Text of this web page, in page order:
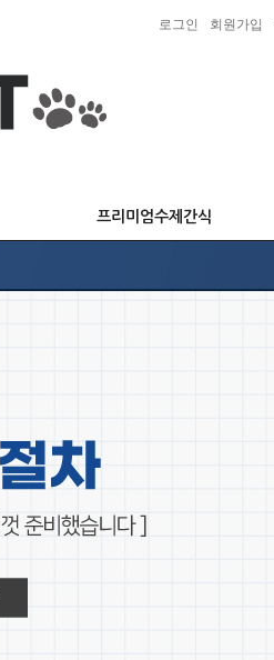
로그인 회원가입
프리미엄수제간식